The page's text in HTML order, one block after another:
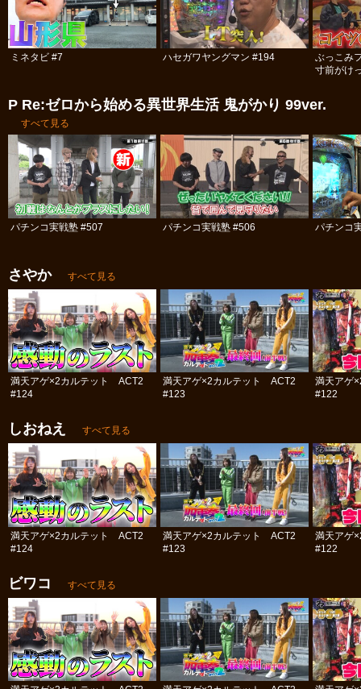
ミネタビ #7 ハセガワヤングマン #194
ぶっこみ
寸前がけ
P Re:ゼロから始める異世界生活 鬼がかり 99ver.
すべて見る
パチンコ実戦塾 #507 パチンコ実戦塾 #506 パチンコ
さやか すべて見る
満天アゲ×2カルテット ACT2
#124
満天アゲ×2カルテット ACT2
#123
満天アゲ
#122
しおねえ すべて見る
満天アゲ×2カルテット ACT2
#124
満天アゲ×2カルテット ACT2
#123
満天アゲ
#122
ビワコ すべて見る